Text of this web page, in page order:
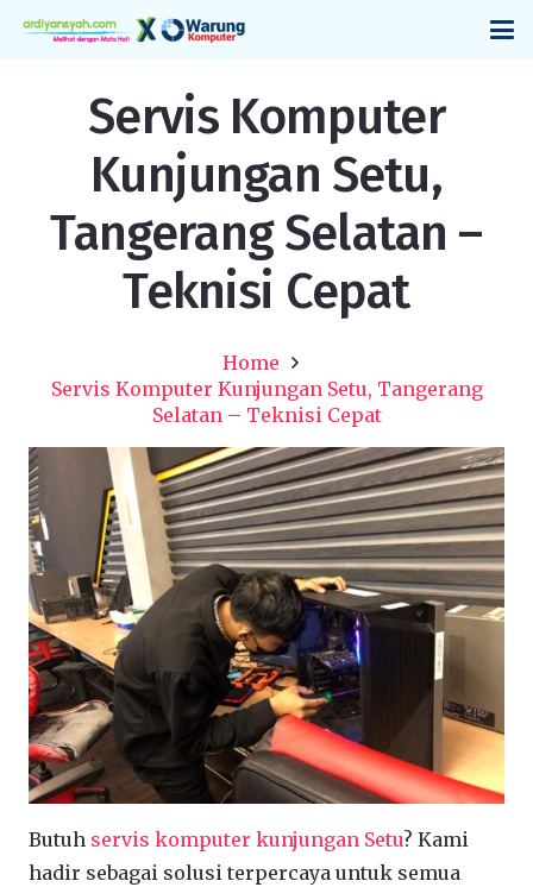
Servis Komputer
Kunjungan Setu,
Tangerang Selatan –
Teknisi Cepat
Home
Servis Komputer Kunjungan Setu, Tangerang
Selatan – Teknisi Cepat
Butuh servis komputer kunjungan Setu? Kami
hadir sebagai solusi terpercaya untuk semua